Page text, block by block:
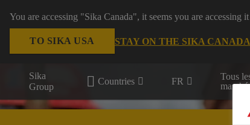
You are accessing "Sika Canada", it seems you are
TO SIKA USA STAY ON THE SIKA
Sika
Group
Countries FR
Tous